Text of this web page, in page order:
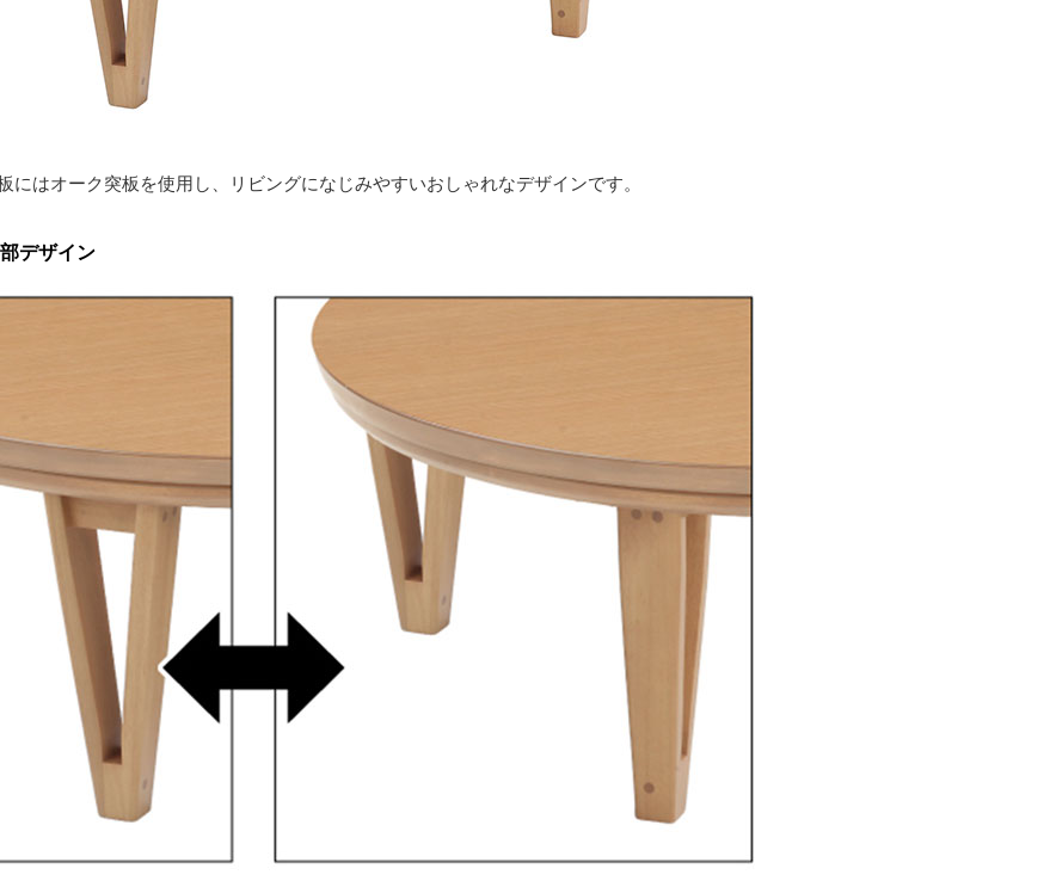
はオーク突板を使用し、リビングになじみやすいおしゃれなデザインです。
デザイン